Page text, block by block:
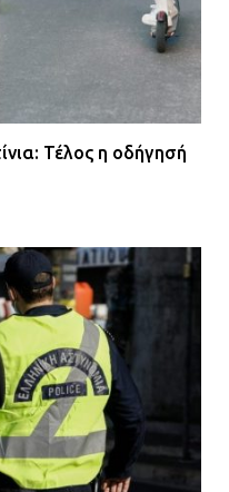
Τέλος η οδήγησή